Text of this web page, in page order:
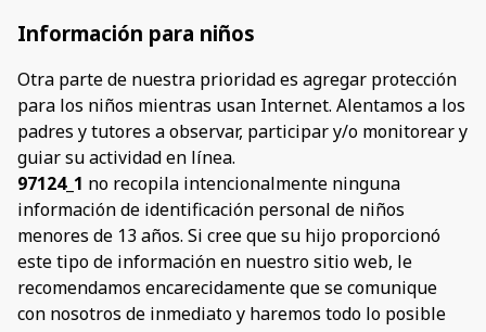
Información para niños
Otra parte de nuestra prioridad es agregar protección
para los niños mientras usan Internet. Alentamos a los
padres y tutores a observar, participar y/o monitorear y
guiar su actividad en línea.
97124_1 no recopila intencionalmente ninguna
información de identificación personal de niños
menores de 13 años. Si cree que su hijo proporcionó
este tipo de información en nuestro sitio web, le
recomendamos encarecidamente que se comunique
con nosotros de inmediato y haremos todo lo posible